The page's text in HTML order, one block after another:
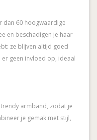
dan 60 hoogwaardige
en beschadigen je haar
ze blijven altijd goed
geen invloed op, ideaal
armband, zodat je
je gemak met stijl,